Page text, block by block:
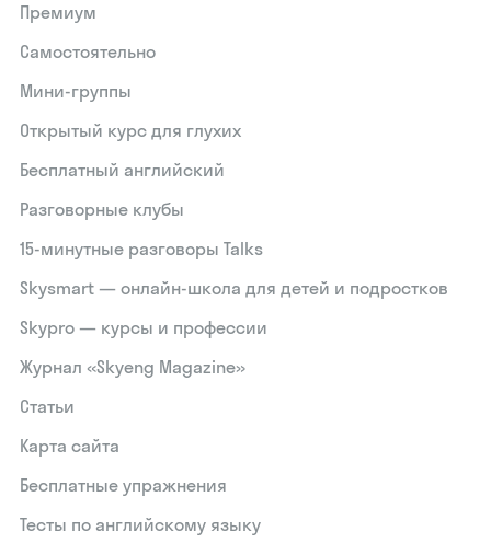
Премиум
Самостоятельно
Мини-группы
Открытый курс для глухих
Бесплатный английский
Разговорные клубы
15‑минутные разговоры Talks
Skysmart — онлайн-школа для детей и подростков
Skypro — курсы и профессии
Журнал «Skyeng Magazine»
Статьи
Карта сайта
Бесплатные упражнения
Тесты по английскому языку